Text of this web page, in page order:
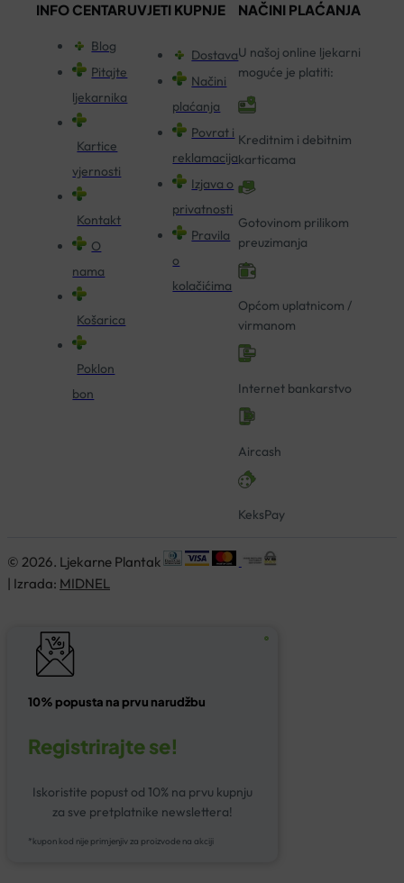
INFO CENTAR
Blog
Pitajte
ljekarnika
Kartice
vjernosti
Kontakt
O
nama
Košarica
Poklon
bon
UVJETI KUPNJE
Dostava
Načini
plaćanja
Povrat i
reklamacija
Izjava o
privatnosti
Pravila
o
kolačićima
NAČINI PLAĆANJA
U našoj online ljekarni
moguće je platiti:
Kreditnim i debitnim
karticama
Gotovinom prilikom
preuzimanja
Općom uplatnicom /
virmanom
Internet bankarstvo
Aircash
KeksPay
© 2026. Ljekarne Plantak
| Izrada: MIDNEL
10% popusta na prvu narudžbu
Registrirajte se!
Iskoristite popust od 10% na prvu kupnju
za sve pretplatnike newslettera!
*kupon kod nije primjenjiv za proizvode na akciji